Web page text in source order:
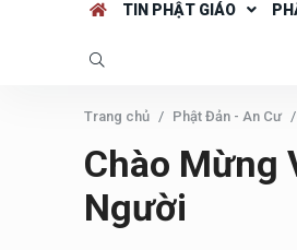
TIN PHẬT GIÁO
Trang chủ Phật Đản - An Cư
Chào Mừng
Người